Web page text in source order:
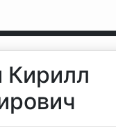
Кирилл